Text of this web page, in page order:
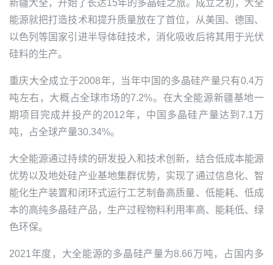
新疆大全，开始了长达15年的多晶硅之旅。成立之初， 大全
能源就把打造技术和提升质量放在了首位，从美国、德国、
以色列等国家引进半导体硅技术，消化吸收后将其用于光伏
硅料的生产。
重庆大全成立于2008年，当年中国的多晶硅产量只有0.4万
吨左右，大概占全球市场的7.2%。在大全能源新疆基地一
期项目完成并投产的2012年，中国多晶硅产量达到7.1万
吨，占全球产量30.34%。
大全能源通过持续的研发投入和技术创新，结合低成本能源
优势以及地处硅产业基地集群优势，实现了通过信息化、智
能化生产装置和闭环式运行工艺制备高质量、低能耗、低成
本的高纯多晶硅产品，生产过程物料利用率高、能耗低、绿
色环保。
2021年度， 大全能源的多晶硅产量为8.66万吨，占国内多